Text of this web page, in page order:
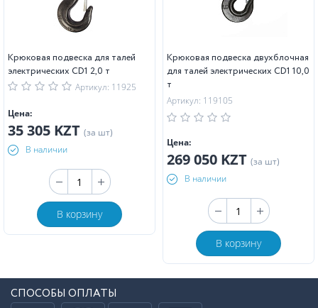
Крюковая подвеска для талей
электрических CD1 2,0 т
Артикул: 11925
Цена:
35 305 KZT (за шт)
В наличии
В корзину
Крюковая подвеска двухблочная
для талей электрических CD1 10,0
т
Артикул: 119105
Цена:
269 050 KZT (за шт)
В наличии
В корзину
СПОСОБЫ ОПЛАТЫ